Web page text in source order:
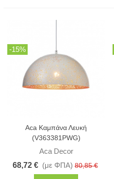
-15%
Aca Καμπάνα Λευκή
(V363381PWG)
Aca Decor
68,72 € (με ΦΠΑ) 80,85 €